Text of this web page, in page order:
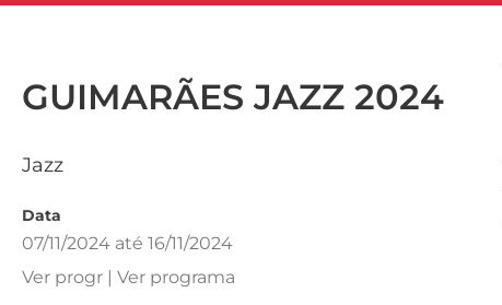
GUIMARÃES JAZZ 2024
Jazz
Data
07/11/2024 até 16/11/2024
Ver progr | Ver programa